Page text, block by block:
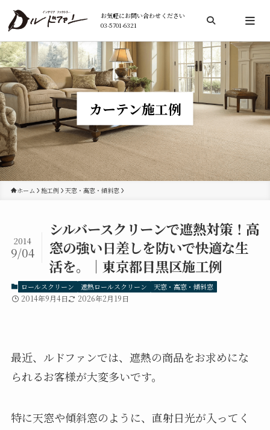
お気軽にお問い合わせください
03-5701-6321
検索
カーテン施工例
ホーム 施工例 天窓・高窓・傾斜窓
シルバースクリーンで遮熱対策！高
窓の強い日差しを防いで快適な生
活を。｜東京都目黒区施工例
2014
9/04
ロールスクリーン 遮熱ロールスクリーン 天窓・高窓・傾斜窓
2014年9月4日 2026年2月19日
最近、ルドファンでは、遮熱の商品をお求めにな
られるお客様が大変多いです。
特に天窓や傾斜窓のように、直射日光が入ってく